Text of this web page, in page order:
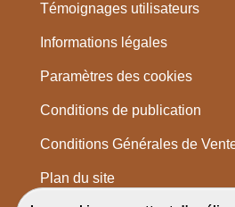
Témoignages utilisateurs
Informations légales
Paramètres des cookies
Conditions de publication
Conditions Générales de
Plan du site